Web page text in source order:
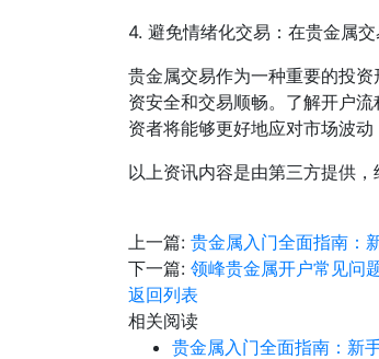
4. 避免情绪化交易：在贵金属
贵金属交易作为一种重要的投
资安全和交易顺畅。了解开户
资者将能够更好地应对市场波动
以上资讯内容是由第三方提供
上一篇: 贵金属入门全面指南：
下一篇: 领峰贵金属开户常见问
返回列表
相关阅读
贵金属入门全面指南：新